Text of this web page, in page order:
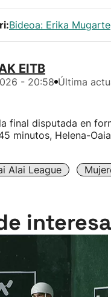
Bideoa: Erika
EITB
- 20:58 Última
final disputada en
minutos, Helena-
Alai League